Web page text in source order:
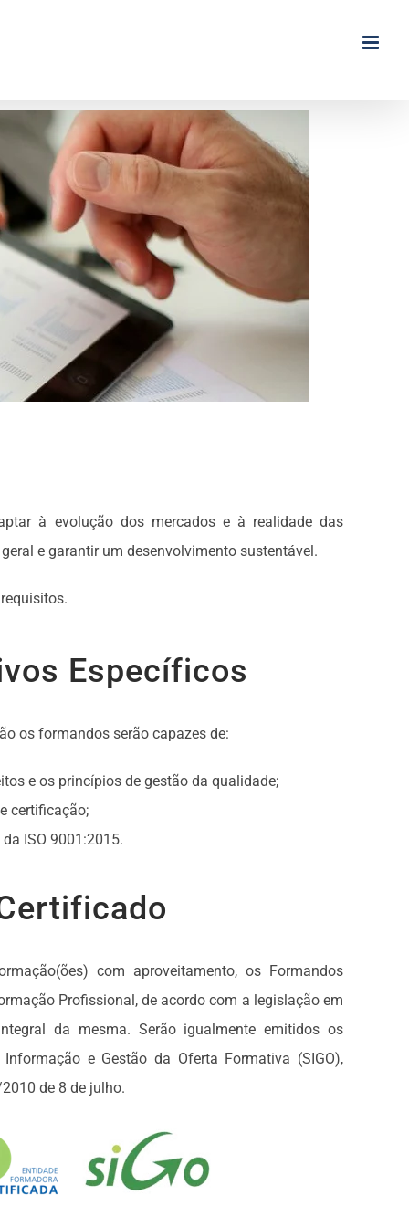
à evolução dos mercados e à realidade das
e garantir um desenvolvimento sustentável.
Específicos
os formandos serão capazes de:
e os princípios de gestão da qualidade;
certificação;
ISO 9001:2015.
com aproveitamento, os Formandos
Profissional, de acordo com a legislação em
da mesma. Serão igualmente emitidos os
e Gestão da Oferta Formativa (SIGO),
de 8 de julho.